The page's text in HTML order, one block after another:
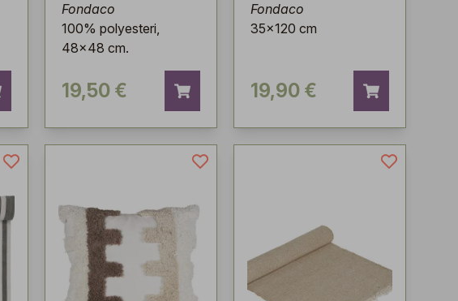
Fondaco
100% polyesteri,
48x48 cm.
19,50 €
Fondaco
35x120 cm
19,90 €